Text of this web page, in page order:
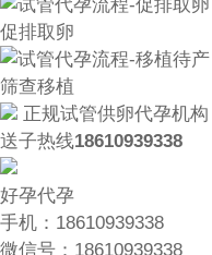
促排取卵
筛查移植
正规试管供卵代孕机构
送子热线18610939338
好孕代孕
手机：18610939338
微信号：18610939338